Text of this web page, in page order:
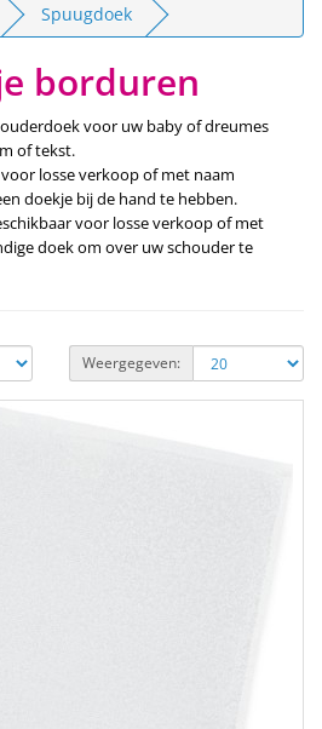
Spuugdoek
borduren
voor uw baby of dreumes
of tekst.
losse verkoop of met naam
doekje bij de hand te hebben.
voor losse verkoop of met
doek om over uw schouder te
Weergegeven: